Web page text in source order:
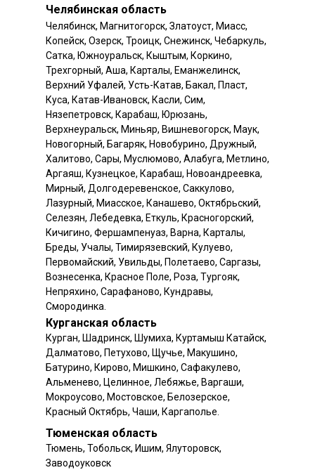
Челябинская область
Курганская область
Тюменская область
Челябинск, Магнитогорск, Златоуст, Миасс,
Копейск, Озерск, Троицк, Снежинск, Чебаркуль,
Сатка, Южноуральск, Кыштым, Коркино,
Трехгорный, Аша, Карталы, Еманжелинск,
Верхний Уфалей, Усть-Катав, Бакал, Пласт,
Куса, Катав-Ивановск, Касли, Сим,
Нязепетровск, Карабаш, Юрюзань,
Верхнеуральск, Миньяр, Вишневогорск, Маук,
Новогорный, Багаряк, Новобурино, Дружный,
Халитово, Сары, Муслюмово, Алабуга, Метлино,
Аргаяш, Кузнецкое, Карабаш, Новоандреевка,
Мирный, Долгодеревенское, Саккулово,
Лазурный, Миасское, Канашево, Октябрьский,
Селезян, Лебедевка, Еткуль, Красногорский,
Кичигино, Фершампенуаз, Варна, Карталы,
Бреды, Учалы, Тимирязевский, Кулуево,
Первомайский, Увильды, Полетаево, Саргазы,
Вознесенка, Красное Поле, Роза, Тургояк,
Непряхино, Сарафаново, Кундравы,
Смородинка.
Курган, Шадринск, Шумиха, Куртамыш Катайск,
Далматово, Петухово, Щучье, Макушино,
Батурино, Кирово, Мишкино, Сафакулево,
Альменево, Целинное, Лебяжье, Варгаши,
Мокроусово, Мостовское, Белозерское,
Красный Октябрь, Чаши, Каргаполье.
Тюмень, Тобольск, Ишим, Ялуторовск,
Заводоуковск